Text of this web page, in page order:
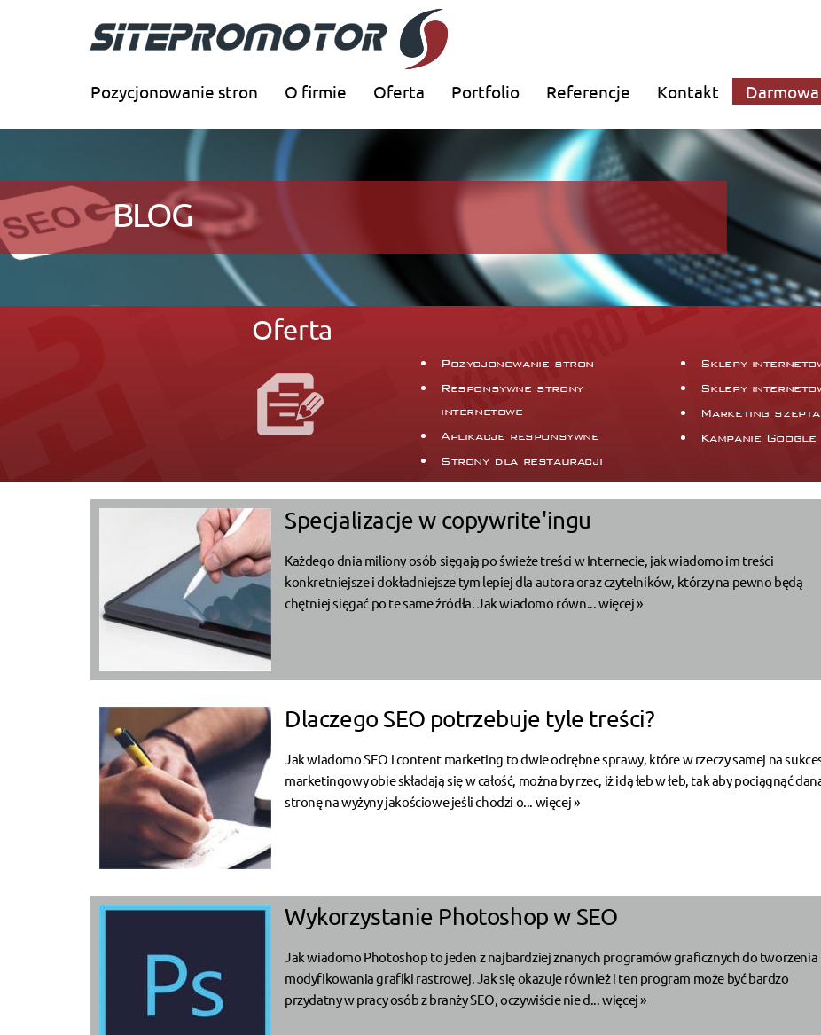
Pozycjonowanie stron O firmie Oferta Portfolio Referencje Kontakt
BLOG
Oferta
Pozycjonowanie stron
Responsywne strony
internetowe
Aplikacje responsywne
Strony dla restauracji
Sklepy
Sklepy
Marketing
Kampanie
Specjalizacje w copywrite'ingu
Każdego dnia miliony osób sięgają po świeże treści w Internecie, jak wiadomo im treści
konkretniejsze i dokładniejsze tym lepiej dla autora oraz czytelników, którzy na pewno będą
chętniej sięgać po te same źródła. Jak wiadomo równ...więcej »
Dlaczego SEO potrzebuje tyle treści?
Jak wiadomo SEO i content marketing to dwie odrębne sprawy, które w rzeczy samej na
marketingowy obie składają się w całość, można by rzec, iż idą łeb w łeb, tak aby pociągnąć
stronę na wyżyny jakościowe jeśli chodzi o... więcej »
Wykorzystanie Photoshop w SEO
Jak wiadomo Photoshop to jeden z najbardziej znanych programów graficznych do tworzenia
modyfikowania grafiki rastrowej. Jak się okazuje również i ten program może być bardzo
przydatny w pracy osób z branży SEO, oczywiście nie d...więcej »